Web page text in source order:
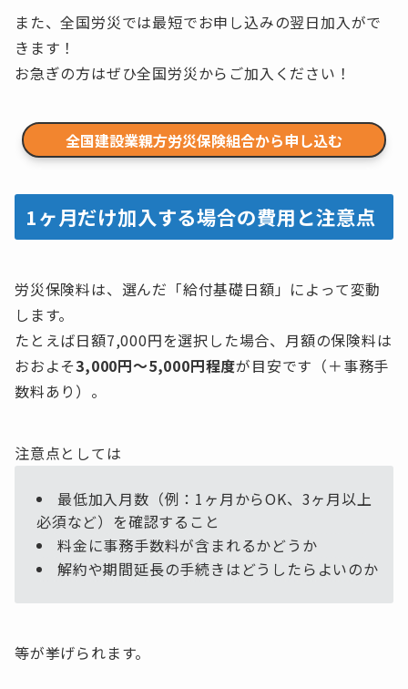
また、全国労災では最短でお申し込みの翌日加入がで
きます！
お急ぎの方はぜひ全国労災からご加入ください！
全国建設業親方労災保険組合から申し込む
1ヶ月だけ加入する場合の費用と注意点
労災保険料は、選んだ「給付基礎日額」によって変動
します。
たとえば日額7,000円を選択した場合、月額の保険料は
おおよそ3,000円～5,000円程度が目安です（＋事務手
数料あり）。
注意点としては
最低加入月数（例：1ヶ月からOK、3ヶ月以上
必須など）を確認すること
料金に事務手数料が含まれるかどうか
解約や期間延長の手続きはどうしたらよいのか
等が挙げられます。